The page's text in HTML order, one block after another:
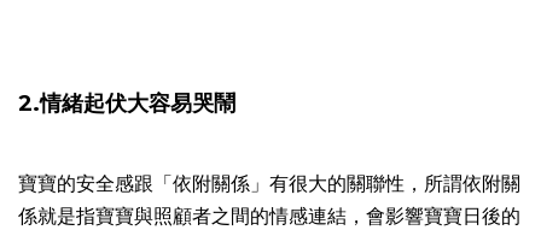
2.情緒起伏大容易哭鬧
寶寶的安全感跟「依附關係」有很大的關聯性，所謂依附關
係就是指寶寶與照顧者之間的情感連結，會影響寶寶日後的